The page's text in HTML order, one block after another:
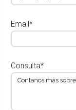
Email*
Consulta*